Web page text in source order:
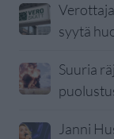
syytä
Suuria
Janni